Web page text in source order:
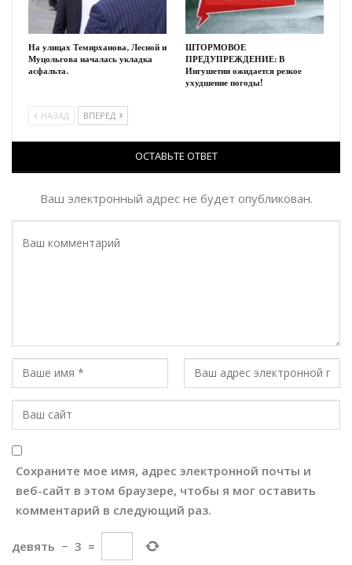
На улицах Темирханова, Лесной и
Муцольгова началась укладка
асфальта.
ШТОРМОВОЕ
ПРЕДУПРЕЖДЕНИЕ: В
Ингушетии ожидается резкое
ухудшение погоды!
НАЗАД ВПЕРЕД
ОСТАВЬТЕ ОТВЕТ
Ваш электронный адрес не будет опубликован.
Сохраните мое имя, адрес электронной почты и
веб-сайт в этом браузере, чтобы я мог оставить
комментарий в следующий раз.
девять − 3 =